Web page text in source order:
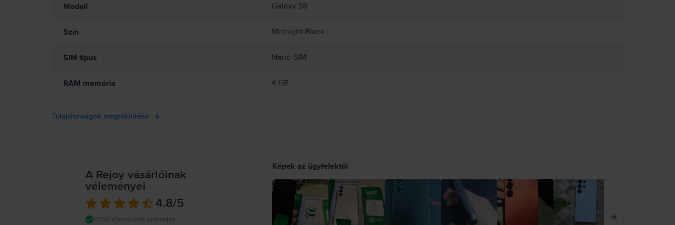
Modell Galaxy S8
Szín Midnight Black
SIM típus Nano-SIM
RAM memória 4 GB
Tulajdonságok megtekintése
A Rejoy vásárlóinak
véleményei
4.8/5
9750 ellenőrzött értékelés
Képek az ügyfelektől